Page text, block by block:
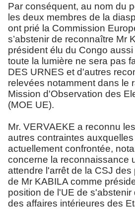
Par conséquent, au nom du
les deux membres de la
ont prié la Commission
s’abstenir de reconnaître Mr
président élu du Congo
toute la lumière ne sera pas
DES URNES et d'autres
relevées notamment dans le
Mission d'Observation des
(MOE UE).
Mr. VERVAEKE a reconnu
autres contraintes
actuellement confrontée,
concerne la reconnaissance
attendre l'arrêt de la CSJ des
de Mr KABILA comme
position de l'UE de
des affaires intérieures des